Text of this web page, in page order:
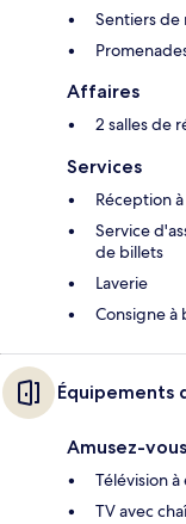
Sentiers de
Affaires
2 salles de
Services
Réception
Service
de billets
Laverie
Consigne à
Équipements
Amusez-vous
Télévision
TV avec